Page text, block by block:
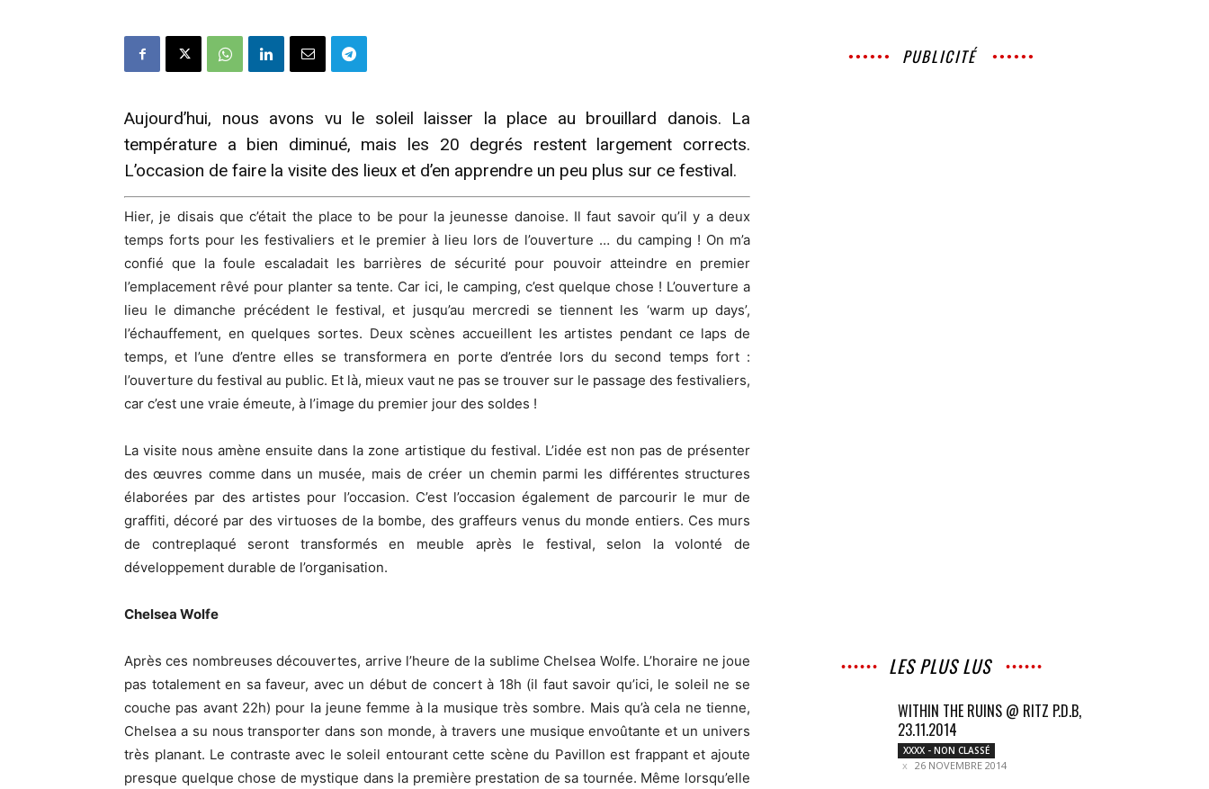
Aujourd’hui, nous avons vu le soleil laisser la place au brouillard danois. La
température a bien diminué, mais les 20 degrés restent largement corrects.
L’occasion de faire la visite des lieux et d’en apprendre un peu plus sur ce festival.
Hier, je disais que c’était the place to be pour la jeunesse danoise. Il faut savoir qu’il y a deux
temps forts pour les festivaliers et le premier à lieu lors de l’ouverture … du camping ! On m’a
confié que la foule escaladait les barrières de sécurité pour pouvoir atteindre en premier
l’emplacement rêvé pour planter sa tente. Car ici, le camping, c’est quelque chose ! L’ouverture a
lieu le dimanche précédent le festival, et jusqu’au mercredi se tiennent les ‘warm up days’,
l’échauffement, en quelques sortes. Deux scènes accueillent les artistes pendant ce laps de
temps, et l’une d’entre elles se transformera en porte d’entrée lors du second temps fort :
l’ouverture du festival au public. Et là, mieux vaut ne pas se trouver sur le passage des festivaliers,
car c’est une vraie émeute, à l’image du premier jour des soldes !
La visite nous amène ensuite dans la zone artistique du festival. L’idée est non pas de présenter
des œuvres comme dans un musée, mais de créer un chemin parmi les différentes structures
élaborées par des artistes pour l’occasion. C’est l’occasion également de parcourir le mur de
graffiti, décoré par des virtuoses de la bombe, des graffeurs venus du monde entiers. Ces murs
de contreplaqué seront transformés en meuble après le festival, selon la volonté de
développement durable de l’organisation.
Chelsea Wolfe
Après ces nombreuses découvertes, arrive l’heure de la sublime Chelsea Wolfe. L’horaire ne joue
pas totalement en sa faveur, avec un début de concert à 18h (il faut savoir qu’ici, le soleil ne se
couche pas avant 22h) pour la jeune femme à la musique très sombre. Mais qu’à cela ne tienne,
Chelsea a su nous transporter dans son monde, à travers une musique envoûtante et un univers
très planant. Le contraste avec le soleil entourant cette scène du Pavillon est frappant et ajoute
presque quelque chose de mystique dans la première prestation de sa tournée. Même lorsqu’elle
PUBLICITÉ
LES PLUS LUS
WITHIN THE RUINS @ RITZ P.D.B,
23.11.2014
XXXX - NON CLASSÉ
26 NOVEMBRE 2014